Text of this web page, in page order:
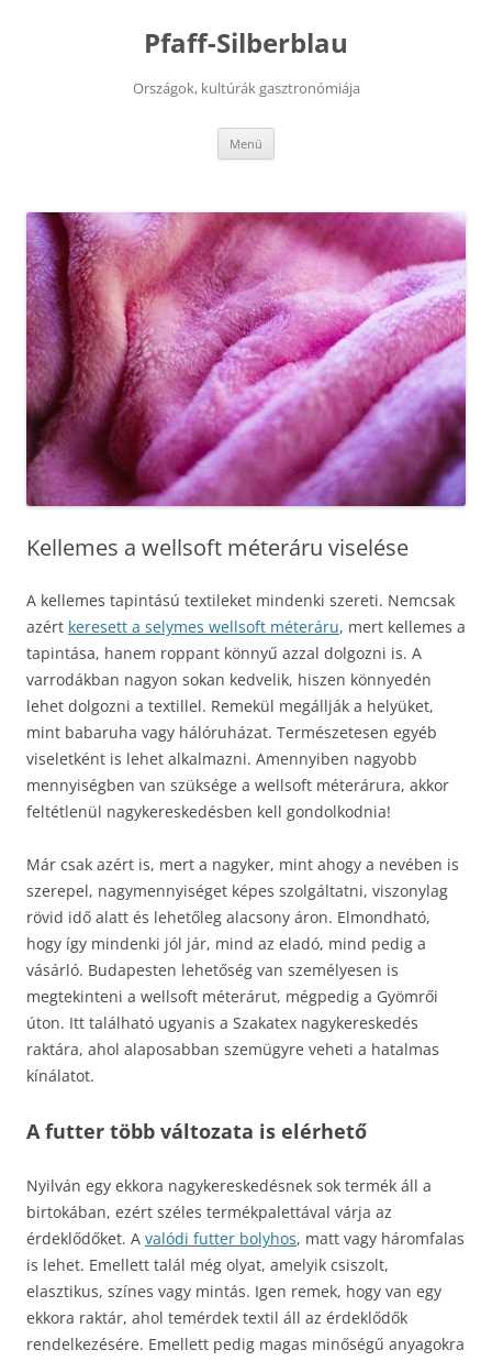
Pfaff-Silberblau
Országok, kultúrák gasztronómiája
Menü
Kellemes a wellsoft méteráru viselése
A kellemes tapintású textileket mindenki szereti. Nemcsak
azért keresett a selymes wellsoft méteráru, mert kellemes a
tapintása, hanem roppant könnyű azzal dolgozni is. A
varrodákban nagyon sokan kedvelik, hiszen könnyedén
lehet dolgozni a textillel. Remekül megállják a helyüket,
mint babaruha vagy hálóruházat. Természetesen egyéb
viseletként is lehet alkalmazni. Amennyiben nagyobb
mennyiségben van szüksége a wellsoft méterárura, akkor
feltétlenül nagykereskedésben kell gondolkodnia!
Már csak azért is, mert a nagyker, mint ahogy a nevében is
szerepel, nagymennyiséget képes szolgáltatni, viszonylag
rövid idő alatt és lehetőleg alacsony áron. Elmondható,
hogy így mindenki jól jár, mind az eladó, mind pedig a
vásárló. Budapesten lehetőség van személyesen is
megtekinteni a wellsoft méterárut, mégpedig a Gyömrői
úton. Itt található ugyanis a Szakatex nagykereskedés
raktára, ahol alaposabban szemügyre veheti a hatalmas
kínálatot.
A futter több változata is elérhető
Nyilván egy ekkora nagykereskedésnek sok termék áll a
birtokában, ezért széles termékpalettával várja az
érdeklődőket. A valódi futter bolyhos, matt vagy háromfalas
is lehet. Emellett talál még olyat, amelyik csiszolt,
elasztikus, színes vagy mintás. Igen remek, hogy van egy
ekkora raktár, ahol temérdek textil áll az érdeklődők
rendelkezésére. Emellett pedig magas minőségű anyagokra